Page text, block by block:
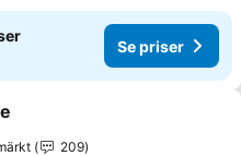
Se priser
till i Mina Favoriter
209